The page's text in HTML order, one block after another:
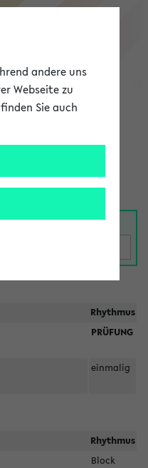
Rhythmus
PRÜFUNG
einmalig
Rhythmus
Block
andere uns
Webseite zu
Sie auch